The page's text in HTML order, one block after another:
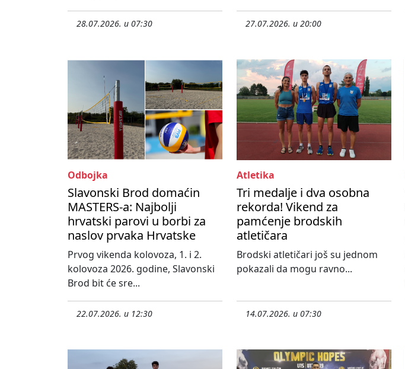
28.07.2026. u 07:30 27.07.2026. u 20:00
Odbojka
Slavonski Brod domaćin
MASTERS-a: Najbolji
hrvatski parovi u borbi za
naslov prvaka Hrvatske
Prvog vikenda kolovoza, 1. i 2.
kolovoza 2026. godine, Slavonski
Brod bit će sre...
22.07.2026. u 12:30
Atletika
Tri medalje i dva osobna
rekorda! Vikend za
pamćenje brodskih
atletičara
Brodski atletičari još su jednom
pokazali da mogu ravno...
14.07.2026. u 07:30